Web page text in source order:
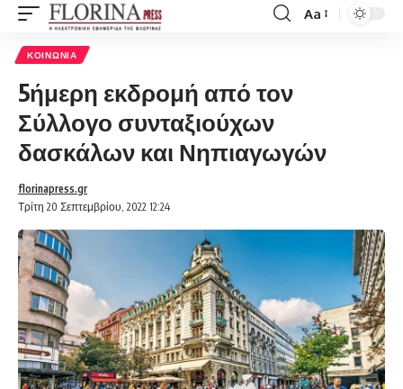
Font
Aa
ΚΟΙΝΩΝΊΑ
5ήμερη εκδρομή από τον
Σύλλογο συνταξιούχων
δασκάλων και Νηπιαγωγών
Τρίτη 20 Σεπτεμβρίου, 2022 12:24
florinapress.gr